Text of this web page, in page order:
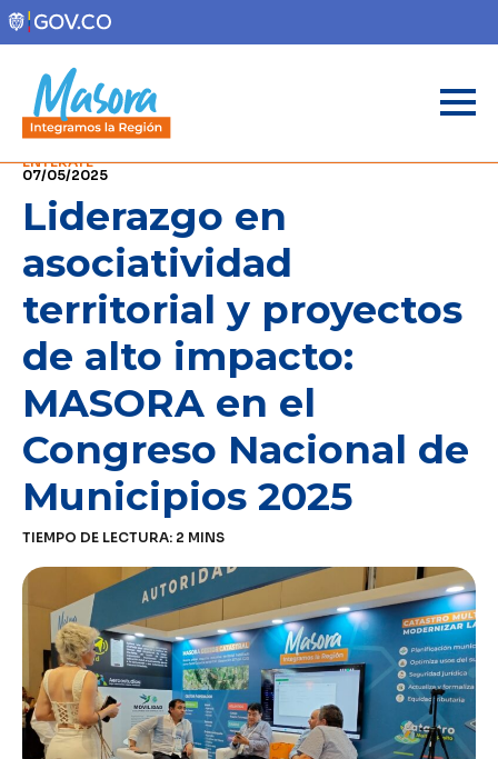
ENTÉRATE
07/05/2025
Liderazgo en
asociatividad
territorial y proyectos
de alto impacto:
MASORA en el
Congreso Nacional de
Municipios 2025
TIEMPO DE LECTURA: 2 MINS